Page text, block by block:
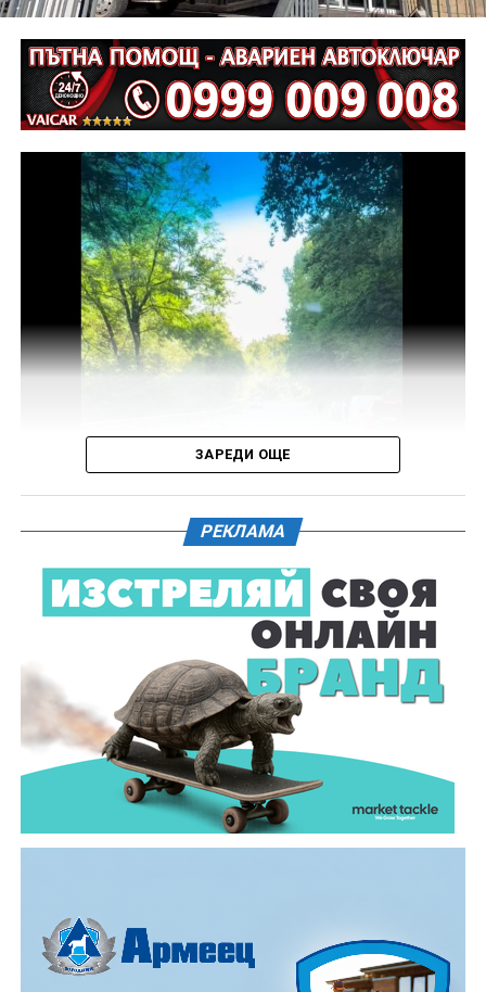
Извършена е аутопсия на тялото на пострадалия и е
назначена съдебномедицинска експертиза.
Предстои назначаването на автотехническа
експертиза относно причините и механизма на
възникналото пътнотранспортно произшествие.
На полицейските органи са възложени оперативно –
издирвателни мероприятия, свързани с
установяване на предходно преминали по трасето
на инкриминираната дата моторни превозни
средства, с евентуално последвало
компрометиране на пътната настилка.
Във връзка с изясняване на този въпрос предстои
назначаване на химическа експертиза на иззети в
Действията по разследването продължават под
ръководството на Окръжна прокуратура – Габрово.
61-годишен мъж от севлиевското село Шумата
загуби живота след като катастрофира с мотор.
Тежкият инцидент е станал в събота, 1 август, около
10.00 часа в прохода Шипка. По данни на полицията
мотористът е самокатастрофирал.
На място незабавно е бил изпратен полицейски
екип, който установил самоличността на водача. Той
е бил транспортиран в габровската болница, където
по-късно починал.
Според първоначалната информация водачът се е
Причините за инцидента са в процес на изясняване.
ЗАРЕДИ ОЩЕ
РЕКЛАМА